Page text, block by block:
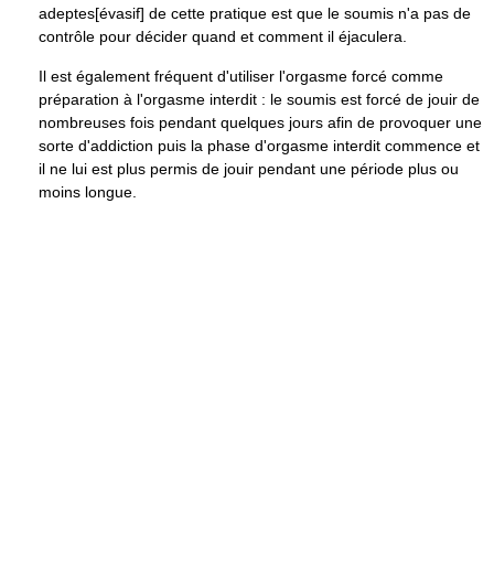
adeptes[évasif] de cette pratique est que le soumis n'a pas de
contrôle pour décider quand et comment il éjaculera.
Il est également fréquent d'utiliser l'orgasme forcé comme
préparation à l'orgasme interdit : le soumis est forcé de jouir de
nombreuses fois pendant quelques jours afin de provoquer une
sorte d'addiction puis la phase d'orgasme interdit commence et
il ne lui est plus permis de jouir pendant une période plus ou
moins longue.